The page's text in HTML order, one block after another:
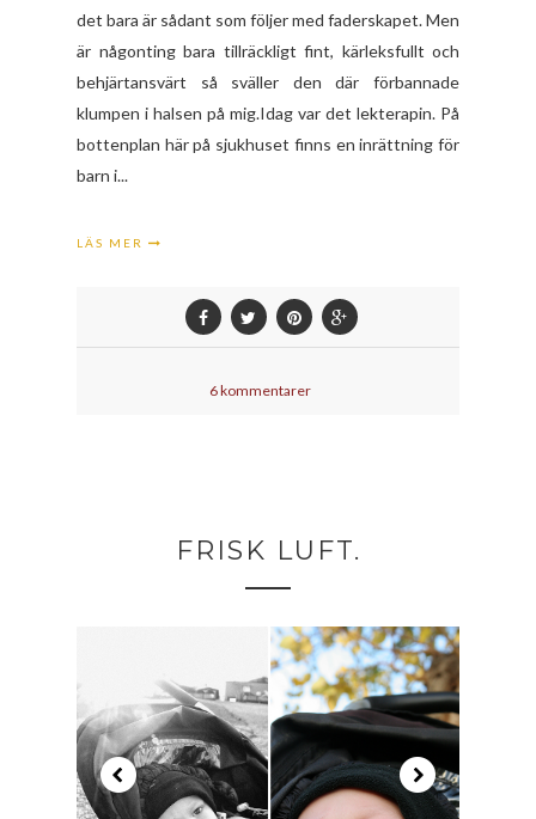
det bara är sådant som följer med faderskapet. Men
är någonting bara tillräckligt fint, kärleksfullt och
behjärtansvärt så sväller den där förbannade
klumpen i halsen på mig.Idag var det lekterapin. På
bottenplan här på sjukhuset finns en inrättning för
barn i...
LÄS MER
6 kommentarer
FRISK LUFT.